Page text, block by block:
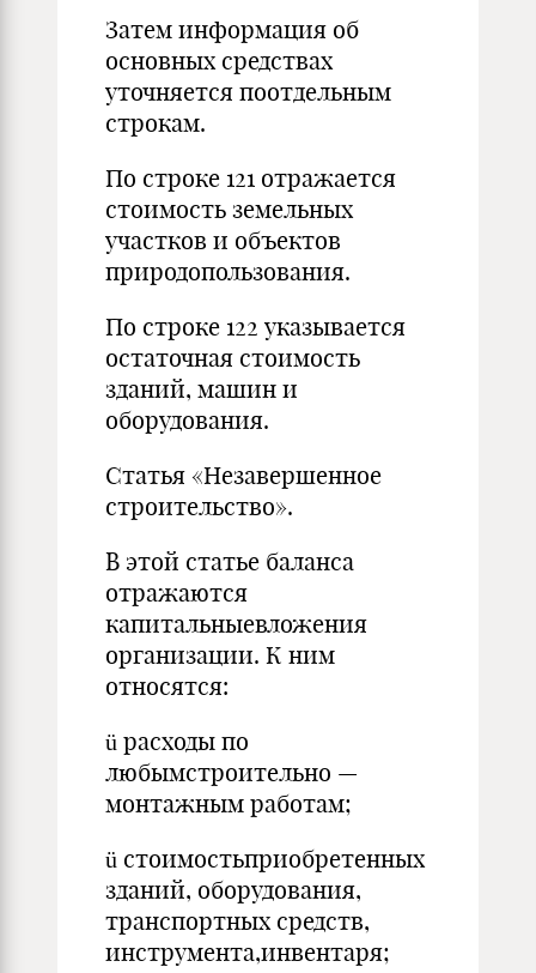
Затем информация об
основных средствах
уточняется поотдельным
строкам.
По строке 121 отражается
стоимость земельных
участков и объектов
природопользования.
По строке 122 указывается
остаточная стоимость
зданий, машин и
оборудования.
Статья «Незавершенное
строительство».
В этой статье баланса
отражаются
капитальныевложения
организации. К ним
относятся:
ü расходы по
любымстроительно —
монтажным работам;
ü стоимостьприобретенных
зданий, оборудования,
транспортных средств,
инструмента,инвентаря;